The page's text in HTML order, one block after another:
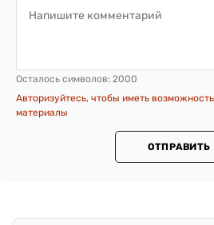
Осталось символов: 2000
Авторизуйтесь, чтобы иметь
материалы
ОТПРАВИТЬ